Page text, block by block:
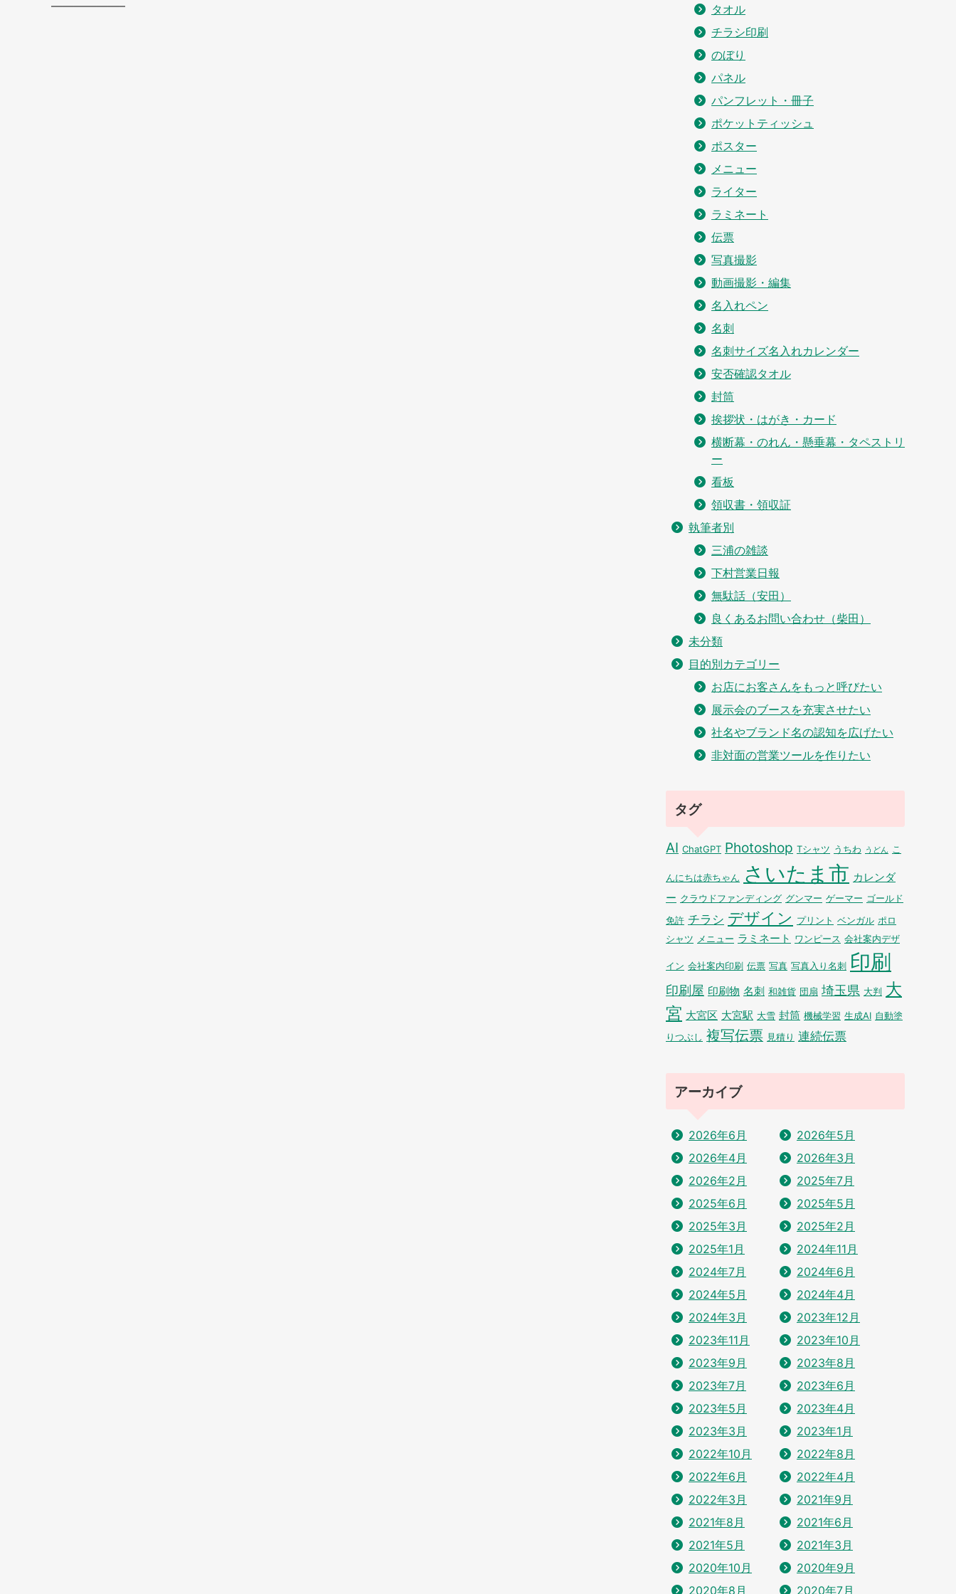
——————–
タオル
チラシ印刷
のぼり
パネル
パンフレット・冊子
ポケットティッシュ
ポスター
メニュー
ライター
ラミネート
伝票
写真撮影
動画撮影・編集
名入れペン
名刺
名刺サイズ名入れカレンダー
安否確認タオル
封筒
挨拶状・はがき・カード
横断幕・のれん・懸垂幕・タペストリ
ー
看板
領収書・領収証
執筆者別
三浦の雑談
下村営業日報
無駄話（安田）
良くあるお問い合わせ（柴田）
未分類
目的別カテゴリー
お店にお客さんをもっと呼びたい
展示会のブースを充実させたい
社名やブランド名の認知を広げたい
非対面の営業ツールを作りたい
タグ
AI ChatGPT Photoshop Tシャツ うちわ うどん こ
んにちは赤ちゃん さいたま市 カレンダ
ー クラウドファンディング グンマー ゲーマー ゴールド
免許 チラシ デザイン プリント ベンガル ポロ
シャツ メニュー ラミネート ワンピース 会社案内デザ
イン 会社案内印刷 伝票 写真 写真入り名刺 印刷
印刷屋 印刷物 名刺 和雑貨 団扇 埼玉県 大判 大
宮 大宮区 大宮駅 大雪 封筒 機械学習 生成AI 自動塗
りつぶし 複写伝票 見積り 連続伝票
アーカイブ
2026年6月
2026年5月
2026年4月
2026年3月
2026年2月
2025年7月
2025年6月
2025年5月
2025年3月
2025年2月
2025年1月
2024年11月
2024年7月
2024年6月
2024年5月
2024年4月
2024年3月
2023年12月
2023年11月
2023年10月
2023年9月
2023年8月
2023年7月
2023年6月
2023年5月
2023年4月
2023年3月
2023年1月
2022年10月
2022年8月
2022年6月
2022年4月
2022年3月
2021年9月
2021年8月
2021年6月
2021年5月
2021年3月
2020年10月
2020年9月
2020年8月
2020年7月